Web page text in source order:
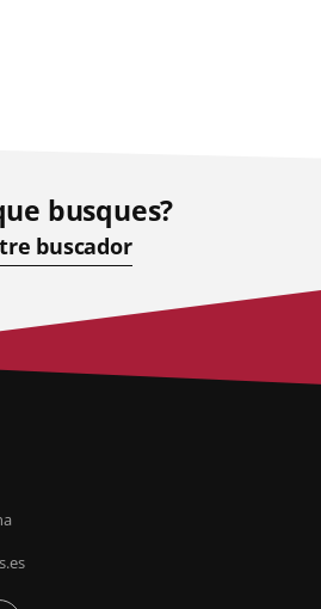
busques?
buscador